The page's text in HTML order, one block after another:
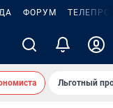
ФОРУМ
Льготный